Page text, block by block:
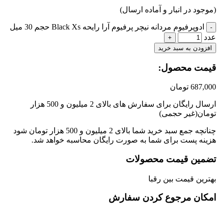
در انبار و آماده ارسال)
ادوپرفیوم مردانه نیچر پرفیوم آرا رایحه Black Xs حجم 30 میل
به سبد خرید
محصول:​
تومان
ارسال رایگان برای سفارش های بالای 2 میلیون و 500 هزار
حجمی)
چنانچه جمع سبد خرید شما بالای 2 میلیون و 500 هزار تومان شود
پست برای شما به صورت رایگان محاسبه خواهد شد.
قیمت محصولات
قیمت بین رقبا
مرجوع کردن سفارش